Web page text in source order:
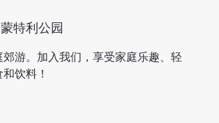
蒙特利公园
游。加入我们，享受家庭乐趣、轻
饮料！